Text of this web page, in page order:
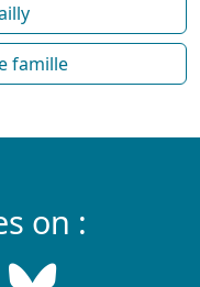
famille
on :